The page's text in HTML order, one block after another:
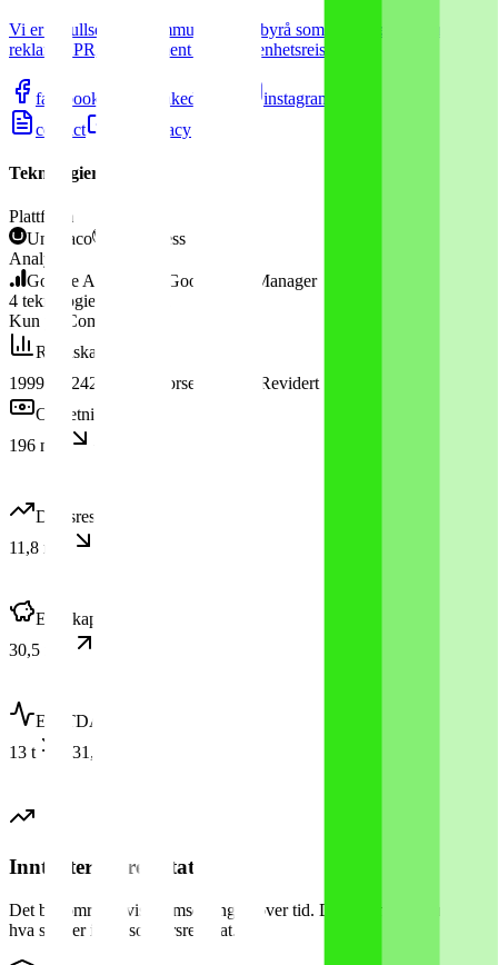
Vi er et fullservice kommunikasjonsbyrå som tilbyr tjenester innen
reklame, PR, arrangement og begivenhetsreiser.
facebook linkedin
instagram
contact
privacy
Teknologier
Plattform
Umbraco
WordPress
Analyse
Google Analytics
Google Tag Manager
4 teknologier
Kun på Companybook
Regnskap
1999–202426 Morselskap
Revidert
Omsetning
196 mill
Driftsresultat
11,8 mill
Egenkapital
30,5 mill
EBITDA
13 t
−31,4 %
Inntekter og resultat
Det blå området viser omsetningen over tid. Den grønne linjen viser
hva som er igjen som årsresultat.